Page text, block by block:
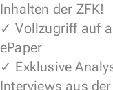
Inhalten der ZFK!
✓ Vollzugriff auf
ePaper
✓ Exklusive
Interviews aus